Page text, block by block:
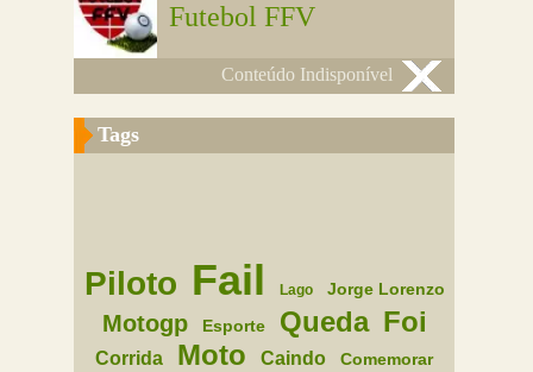
Futebol FFV
Conteúdo Indisponível
Tags
Piloto Fail Lago Jorge Lorenzo
Motogp Esporte Queda Foi
Corrida Moto Caindo Comemorar